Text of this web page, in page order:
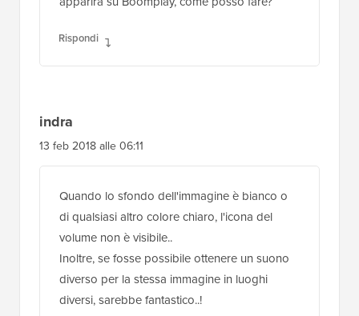
Rispondi
indra
13 feb 2018 alle 06:11
Quando lo sfondo dell'immagine è bianco o
di qualsiasi altro colore chiaro, l'icona del
volume non è visibile..
Inoltre, se fosse possibile ottenere un suono
diverso per la stessa immagine in luoghi
diversi, sarebbe fantastico..!